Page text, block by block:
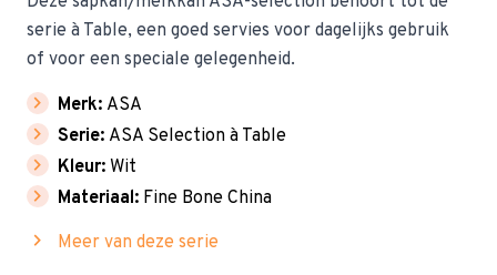
serie à Table, een goed servies voor dagelijks gebruik
of voor een speciale gelegenheid.
chevron_right Merk: ASA
chevron_right Serie: ASA Selection à Table
chevron_right Kleur: Wit
chevron_right Materiaal: Fine Bone China
chevron_right Meer van deze serie